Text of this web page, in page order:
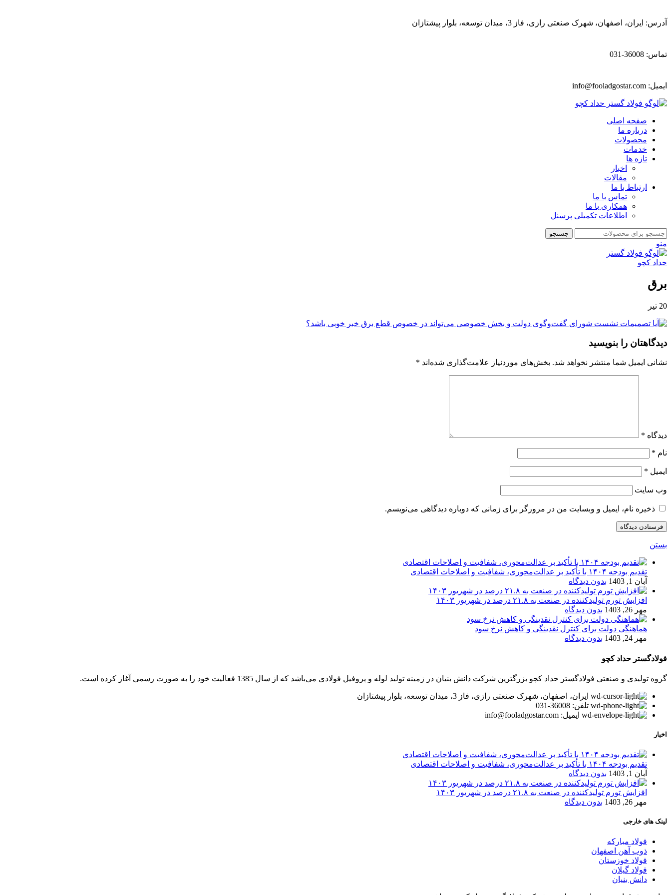
آدرس: ایران، اصفهان، شهرک صنعتی رازی، فاز 3، میدان توسعه، بلوار پیشتازان
تماس: 36008-031
ایمیل: info@fooladgostar.com
صفحه اصلی
درباره ما
محصولات
خدمات
تازه ها
اخبار
مقالات
ارتباط با ما
تماس با ما
همکاری با ما
اطلاعات تکمیلی پرسنل
جستجو
منو
برق
20 تیر
دیدگاهتان را بنویسید
نشانی ایمیل شما منتشر نخواهد شد. بخش‌های موردنیاز علامت‌گذاری شده‌اند *
دیدگاه *
نام *
ایمیل *
وب‌ سایت
ذخیره نام، ایمیل و وبسایت من در مرورگر برای زمانی که دوباره دیدگاهی می‌نویسم.
بستن
تقدیم بودجه ۱۴۰۴ با تأکید بر عدالت‌محوری، شفافیت و اصلاحات اقتصادی
آبان 1, 1403
بدون دیدگاه
افزایش تورم تولیدکننده در صنعت به ۲۱.۸ درصد در شهریور ۱۴۰۳
مهر 26, 1403
بدون دیدگاه
هماهنگی دولت برای کنترل نقدینگی و کاهش نرخ سود
مهر 24, 1403
بدون دیدگاه
فولادگستر حداد کچو
گروه تولیدی و صنعتی فولادگستر حداد کچو بزرگترین شرکت دانش بنیان در زمینه تولید لوله و پروفیل فولادی می‌باشد که از سال 1385 فعالیت خود را به صورت رسمی آغاز کرده است.
ایران، اصفهان، شهرک صنعتی رازی، فاز 3، میدان توسعه، بلوار پیشتازان
تلفن: 36008-031
ایمیل: info@fooladgostar.com
اخبار
تقدیم بودجه ۱۴۰۴ با تأکید بر عدالت‌محوری، شفافیت و اصلاحات اقتصادی
آبان 1, 1403
بدون دیدگاه
افزایش تورم تولیدکننده در صنعت به ۲۱.۸ درصد در شهریور ۱۴۰۳
مهر 26, 1403
بدون دیدگاه
لینک های خارجی
فولاد مبارکه
ذوب آهن اصفهان
فولاد خوزستان
فولاد گیلان
دانش بنیان